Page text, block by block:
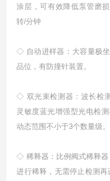
涂层，可有效降低泵管磨
转/分钟
◇ 自动进样器：大容量极
品位，有防撞针装置。
◇ 双光束检测器：波长检
灵敏度蓝光增强型光电检
动态范围不小于3个数量级。
◇ 稀释器：比例阀式稀释
进行稀释，无需停止检测